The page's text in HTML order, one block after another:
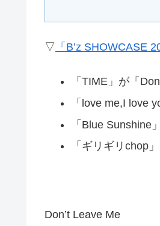
▽ 「B’z SHOWCASE
「TIME」が「
「love me,I love
「Blue Sunshine
「ギリギリchop
Don’t Leave Me